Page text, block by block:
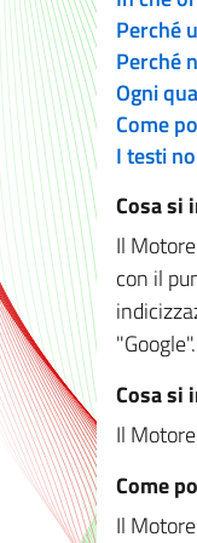
Perché
Perché
Ogni
Come
I testi
Cosa si
Il
con il
"Google".
Cosa si
Il
Come
Il